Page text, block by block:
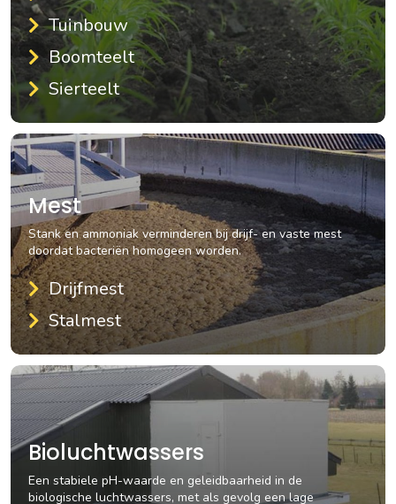
Tuinbouw
Boomteelt
Sierteelt
Mest
Stank en ammoniak verminderen bij drijf- en vaste mest
doordat bacteriën homogeen worden.
Drijfmest
Stalmest
Bioluchtwassers
Een stabiele pH-waarde en geleidbaarheid in de
biologische luchtwassers, met als gevolg een lage